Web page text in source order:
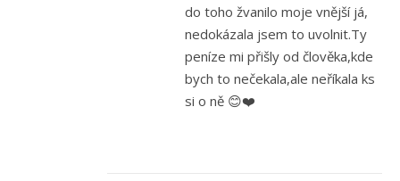
do toho žvanilo moje vnější já,
nedokázala jsem to uvolnit.Ty
peníze mi přišly od člověka,kde
bych to nečekala,ale neříkala ks
si o ně 😊❤️